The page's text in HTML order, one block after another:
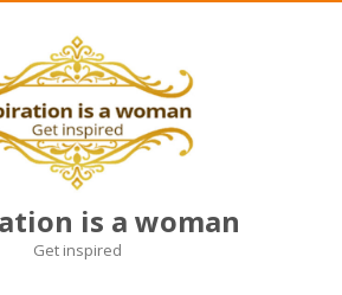
is a woman
Get inspired